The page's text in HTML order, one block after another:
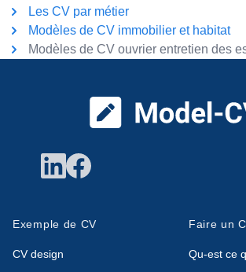
Les CV par métier
Modèles de CV immobilier et habitat
Modèles de CV ouvrier entretien des
Exemple de CV
CV design
Faire un
Qu-est ce